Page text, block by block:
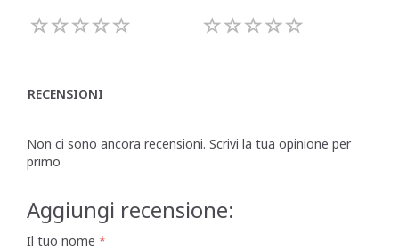
RECENSIONI
Non ci sono ancora recensioni. Scrivi la tua opinione per
primo
Aggiungi recensione:
Il tuo nome